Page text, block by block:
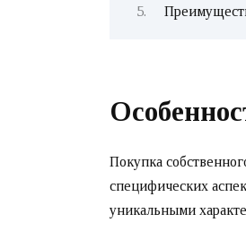
Покупка
специфических
уникальными